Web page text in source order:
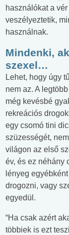
használókat a
veszélyeztetik,
használnak.
Mindenki,
szexel…
Lehet, hogy úgy
nem az. A
még kevésbé
rekreációs
egy csomó tini
szüzességét,
világon az első
év, és ez néhány
lényeg
drogozni, vagy
egyedül.
“Ha csak azért
többiek is ezt